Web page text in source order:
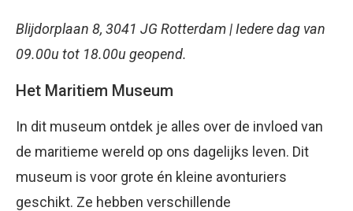
Blijdorplaan 8, 3041 JG Rotterdam | Iedere dag van
09.00u tot 18.00u geopend.
Het Maritiem Museum
In dit museum ontdek je alles over de invloed van
de maritieme wereld op ons dagelijks leven. Dit
museum is voor grote én kleine avonturiers
geschikt. Ze hebben verschillende